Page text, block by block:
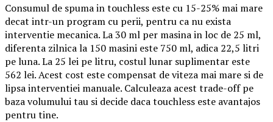
Consumul de spuma in touchless este cu 15-25% mai mare
decat intr-un program cu perii, pentru ca nu exista
interventie mecanica. La 30 ml per masina in loc de 25 ml,
diferenta zilnica la 150 masini este 750 ml, adica 22,5 litri
pe luna. La 25 lei pe litru, costul lunar suplimentar este
562 lei. Acest cost este compensat de viteza mai mare si de
lipsa interventiei manuale. Calculeaza acest trade-off pe
baza volumului tau si decide daca touchless este avantajos
pentru tine.